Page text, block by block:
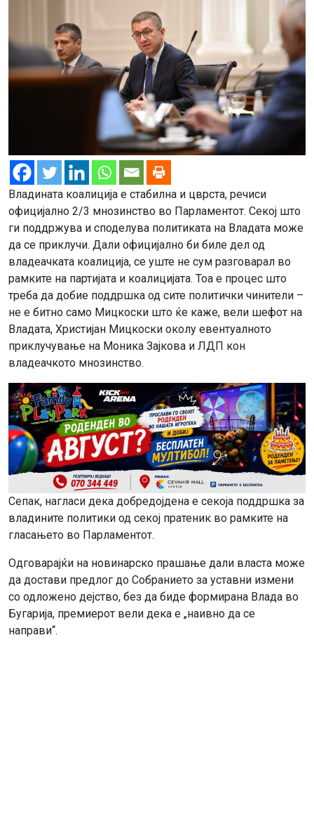
Владината коалиција е стабилна и цврста, речиси
официјално 2/3 мнозинство во Парламентот. Секој што
ги поддржува и споделува политиката на Владата може
да се приклучи. Дали официјално би биле дел од
владеачката коалиција, се уште не сум разговарал во
рамките на партијата и коалицијата. Тоа е процес што
треба да добие поддршка од сите политички чинители –
не е битно само Мицкоски што ќе каже, вели шефот на
Владата, Христијан Мицкоски околу евентуалното
приклучување на Моника Зајкова и ЛДП кон
владеачкото мнозинство.
Сепак, нагласи дека добредојдена е секоја поддршка за
владините политики од секој пратеник во рамките на
гласањето во Парламентот.
Одговарајќи на новинарско прашање дали власта може
да достави предлог до Собранието за уставни измени
со одложено дејство, без да биде формирана Влада во
Бугарија, премиерот вели дека е „наивно да се
направи“.